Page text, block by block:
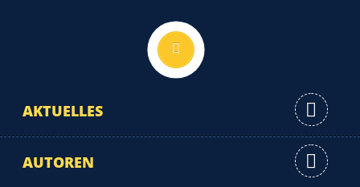
AKTUELLES
AUTOREN